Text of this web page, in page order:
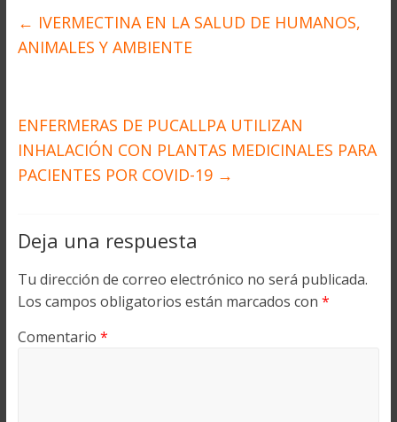
← IVERMECTINA EN LA SALUD DE HUMANOS,
ANIMALES Y AMBIENTE
ENFERMERAS DE PUCALLPA UTILIZAN
INHALACIÓN CON PLANTAS MEDICINALES PARA
PACIENTES POR COVID-19 →
Deja una respuesta
Tu dirección de correo electrónico no será publicada.
Los campos obligatorios están marcados con *
Comentario *